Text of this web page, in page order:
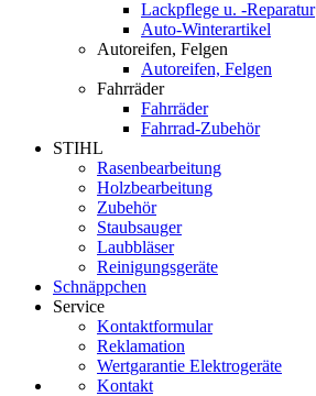
Lackpflege u. -Reparatur
Auto-Winterartikel
Autoreifen, Felgen
Autoreifen, Felgen
Fahrräder
Fahrräder
Fahrrad-Zubehör
STIHL
Rasenbearbeitung
Holzbearbeitung
Zubehör
Staubsauger
Laubbläser
Reinigungsgeräte
Schnäppchen
Service
Kontaktformular
Reklamation
Wertgarantie Elektrogeräte
Kontakt